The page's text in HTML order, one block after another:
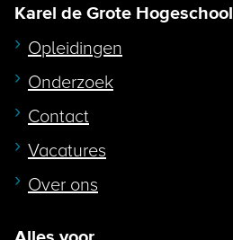
Karel de Grote Hogeschool
Opleidingen
Onderzoek
Contact
Vacatures
Over ons